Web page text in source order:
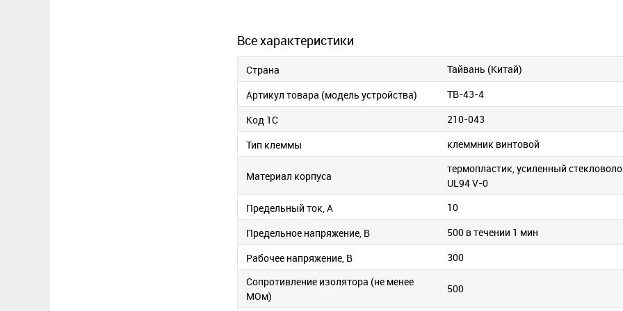
Все характеристики
Страна
Тайвань (Китай)
Артикул товара (модель устройства)
TB-43-4
Код 1С
210-043
Тип клеммы
клеммник винтовой
Материал корпуса
термопластик, усиленный
UL94 V-0
Предельный ток, А
10
Предельное напряжение, В
500 в течении 1 мин
Рабочее напряжение, В
300
Сопротивление изолятора (не менее
МОм)
500